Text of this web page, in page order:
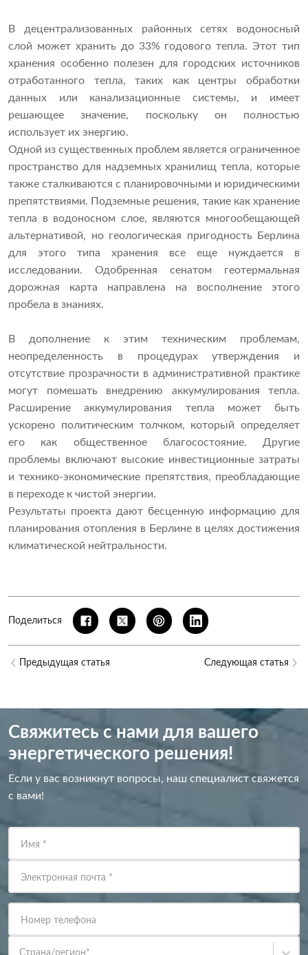
В децентрализованных районных сетях водоносный
слой может хранить до 33% годового тепла. Этот тип
хранения особенно полезен для городских источников
отработанного тепла, таких как центры обработки
данных или канализационные системы, и имеет
решающее значение, поскольку он полностью
использует их энергию.
Одной из существенных проблем является ограниченное
пространство для надземных хранилищ тепла, которые
также сталкиваются с планировочными и юридическими
препятствиями. Подземные решения, такие как хранение
тепла в водоносном слое, являются многообещающей
альтернативой, но геологическая пригодность Берлина
для этого типа хранения все еще нуждается в
исследовании. Одобренная сенатом геотермальная
дорожная карта направлена ​​на восполнение этого
пробела в знаниях.
В дополнение к этим техническим проблемам,
неопределенность в процедурах утверждения и
отсутствие прозрачности в административной практике
могут помешать внедрению аккумулирования тепла.
Расширение аккумулирования тепла может быть
ускорено политическим толчком, который определяет
его как общественное благосостояние. Другие
проблемы включают высокие инвестиционные затраты
и технико-экономические препятствия, преобладающие
в переходе к чистой энергии.
Результаты проекта дают бесценную информацию для
планирования отопления в Берлине в целях достижения
климатической нейтральности.
Поделиться
Предыдущая статья Следующая статья
Свяжитесь с нами для вашего
энергетического решения!
Если у вас возникнут вопросы, наш специалист свяжется
с вами!
Имя *
Электронная почта *
Номер телефона
Страна/регион*